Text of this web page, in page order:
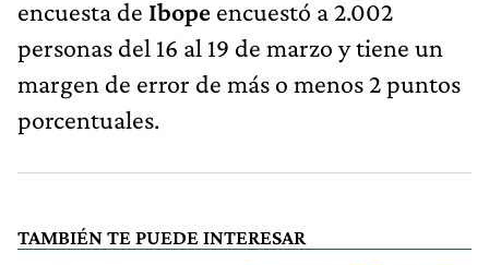
encuesta de Ibope encuestó a 2.002
personas del 16 al 19 de marzo y tiene un
margen de error de más o menos 2 puntos
porcentuales.
TAMBIÉN TE PUEDE INTERESAR